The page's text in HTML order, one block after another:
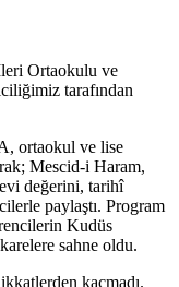
Ortaokulu ve
tarafından
ortaokul ve lise
Mescid-i Haram,
değerini, tarihî
paylaştı. Program
Kudüs
sahne oldu.
kaçmadı.